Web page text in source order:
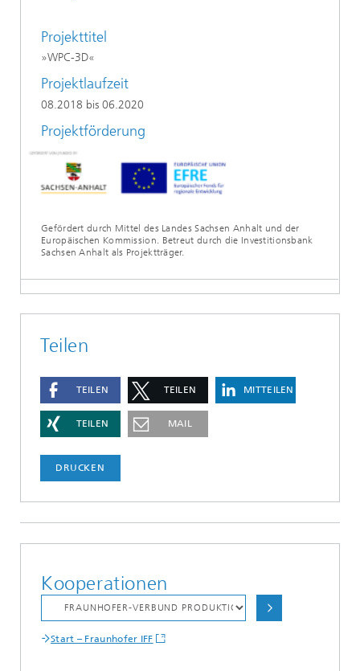
Projekttitel
»WPC-3D«
Projektlaufzeit
08.2018 bis 06.2020
Projektförderung
Gefördert durch Mittel des Landes Sachsen Anhalt und der
Europäischen Kommission. Betreut durch die Investitionsbank
Sachsen Anhalt als Projektträger.
Teilen
TEILEN TEILEN MITTEILEN
TEILEN MAIL
DRUCKEN
Kooperationen
Start – Fraunhofer IFF